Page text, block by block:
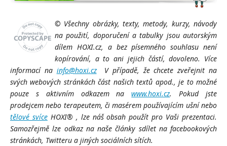
© Všechny obrázky, texty, metody, kurzy, návody
na použití, doporučení a tabulky jsou autorským
dílem HOXI.cz, a bez písemného souhlasu není
kopírování, a to ani jejich částí, dovoleno. Více
informací na info@hoxi.czV případě, že chcete zveřejnit na
svých webových stránkách část našich textů apod., je to možné
pouze s aktivním odkazem nawww.hoxi.cz. Pokud jste
prodejcem nebo terapeutem, či masérem používajícím ušní nebo
tělové svíceHOXI® , lze náš obsah použít pro Vaši prezentaci.
Samozřejmě lze odkaz na naše články sdílet na facebookových
stránkách, Twitteru a jiných sociálních sítích.